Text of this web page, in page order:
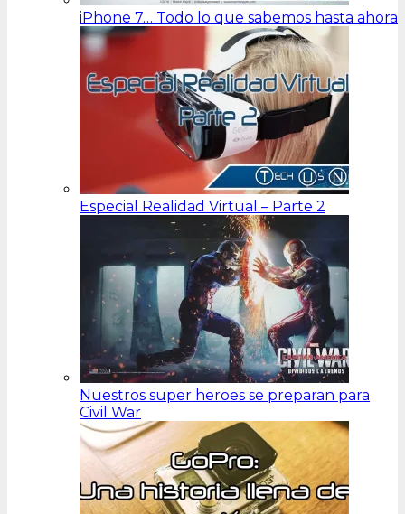
iPhone 7… Todo lo que sabemos hasta ahora
Especial Realidad Virtual – Parte 2
Nuestros super heroes se preparan para
Civil War